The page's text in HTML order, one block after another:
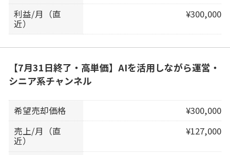
利益/月（直
近）
¥300,000
【7月31日終了・高単価】AIを活用しながら運営・
シニア系チャンネル
希望売却価格
¥300,000
売上/月（直
近）
¥127,000